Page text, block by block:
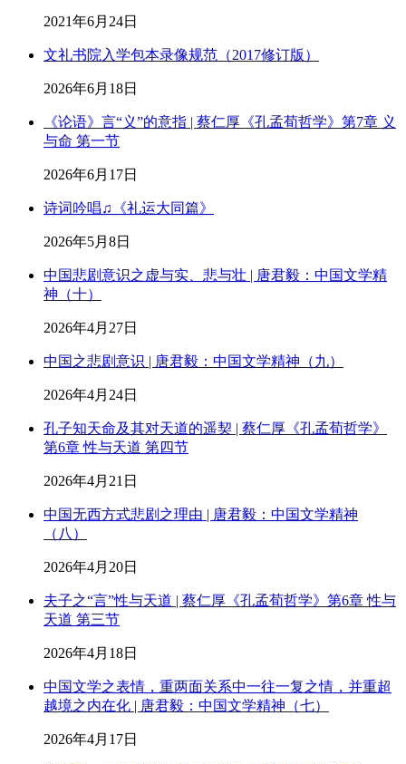
2021年6月24日
文礼书院入学包本录像规范（2017修订版）
2026年6月18日
《论语》言“义”的意指 | 蔡仁厚《孔孟荀哲学》第7章 义
与命 第一节
2026年6月17日
诗词吟唱♫《礼运大同篇》
2026年5月8日
中国悲剧意识之虚与实、悲与壮 | 唐君毅：中国文学精
神（十）
2026年4月27日
中国之悲剧意识 | 唐君毅：中国文学精神（九）
2026年4月24日
孔子知天命及其对天道的遥契 | 蔡仁厚《孔孟荀哲学》
第6章 性与天道 第四节
2026年4月21日
中国无西方式悲剧之理由 | 唐君毅：中国文学精神
（八）
2026年4月20日
夫子之“言”性与天道 | 蔡仁厚《孔孟荀哲学》第6章 性与
天道 第三节
2026年4月18日
中国文学之表情，重两面关系中一往一复之情，并重超
越境之内在化 | 唐君毅：中国文学精神（七）
2026年4月17日